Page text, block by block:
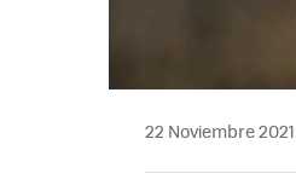
22 Noviembre 2021